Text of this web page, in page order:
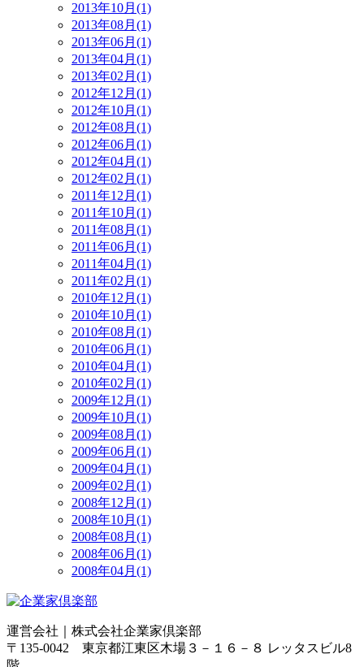
2013年10月(1)
2013年08月(1)
2013年06月(1)
2013年04月(1)
2013年02月(1)
2012年12月(1)
2012年10月(1)
2012年08月(1)
2012年06月(1)
2012年04月(1)
2012年02月(1)
2011年12月(1)
2011年10月(1)
2011年08月(1)
2011年06月(1)
2011年04月(1)
2011年02月(1)
2010年12月(1)
2010年10月(1)
2010年08月(1)
2010年06月(1)
2010年04月(1)
2010年02月(1)
2009年12月(1)
2009年10月(1)
2009年08月(1)
2009年06月(1)
2009年04月(1)
2009年02月(1)
2008年12月(1)
2008年10月(1)
2008年08月(1)
2008年06月(1)
2008年04月(1)
運営会社｜ 株式会社企業家倶楽部
〒135-0042 東京都江東区木場３－１６－８ レッタスビル8